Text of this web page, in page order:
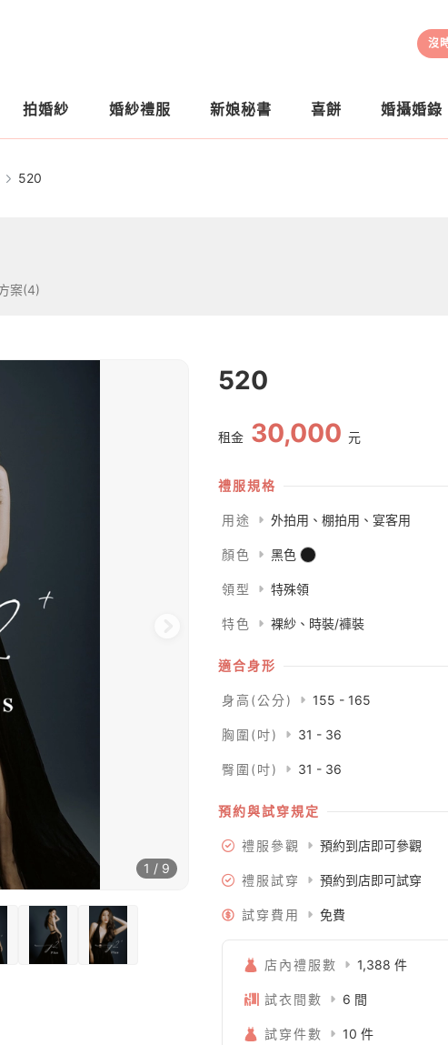
沒
拍婚紗 婚紗禮服 新娘秘書 喜餅 婚攝婚錄
520
案(4)
1 / 9
520
租金 30,000 元
禮服規格
用途 外拍用、棚拍用、宴客用
顏色 黑色
領型 特殊領
特色 裸紗、時裝/褲裝
適合身形
身高(公分) 155 - 165
胸圍(吋) 31 - 36
臀圍(吋) 31 - 36
預約與試穿規定
禮服參觀 預約到店即可參觀
禮服試穿 預約到店即可試穿
試穿費用 免費
店內禮服數 1,388 件
試衣間數 6 間
試穿件數 10 件